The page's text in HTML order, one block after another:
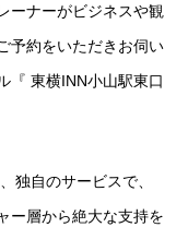
ーナーがビジネスや観
予約をいただきお伺い
『 東横INN小山駅東口
独自のサービスで、
ー層から絶大な支持を